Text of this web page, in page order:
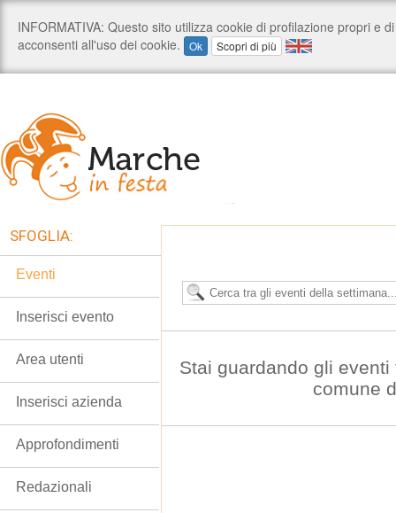
Stai guardando gli
comune
SFOGLIA:
Eventi
Inserisci evento
Area utenti
Inserisci azienda
Approfondimenti
Redazionali